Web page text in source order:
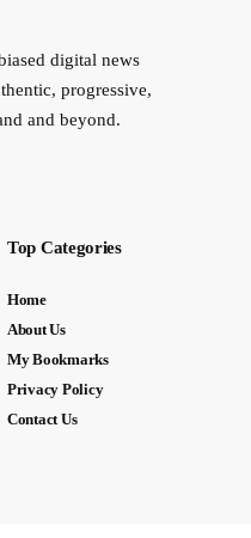
digital news
progressive,
and beyond.
Top Categories
Home
About Us
My Bookmarks
Privacy Policy
Contact Us